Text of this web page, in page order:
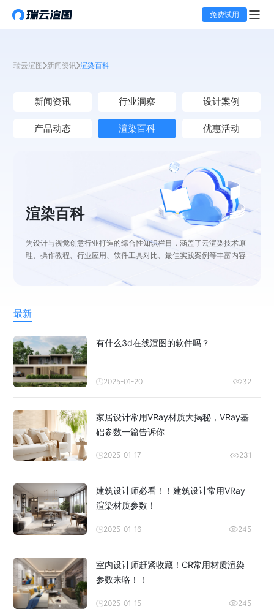
免费试用
瑞云渲图 新闻资讯 渲染百科
新闻资讯 行业洞察 设计案例
产品动态 渲染百科 优惠活动
渲染百科
为设计与视觉创意行业打造的综合性知识栏目，涵盖了云渲染技术原
理、操作教程、行业应用、软件工具对比、最佳实践案例等丰富内容
最新
有什么3d在线渲图的软件吗？
2025-01-20 32
家居设计常用VRay材质大揭秘，VRay基
础参数一篇告诉你
2025-01-17 231
建筑设计师必看！！建筑设计常用VRay
渲染材质参数！
2025-01-16 245
室内设计师赶紧收藏！CR常用材质渲染
参数来咯！！
2025-01-15 245